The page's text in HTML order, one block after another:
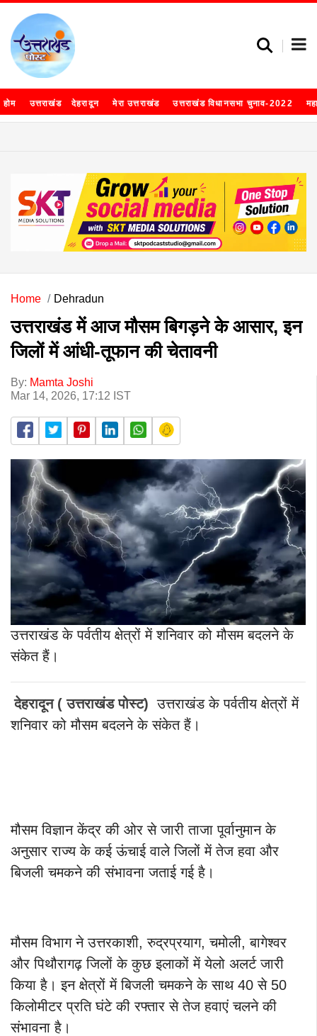
होम उत्तराखंड देहरादून मेरा उत्तराखंड उत्तराखंड विधानसभा चुनाव-2022
Home Dehradun
उत्तराखंड में आज मौसम बिगड़ने के आसार, इन
जिलों में आंधी-तूफान की चेतावनी
By: Mamta Joshi
Mar 14, 2026, 17:12 IST
उत्तराखंड के पर्वतीय क्षेत्रों में शनिवार को मौसम बदलने के
संकेत हैं।
देहरादून ( उत्तराखंड पोस्ट) उत्तराखंड के पर्वतीय क्षेत्रों में
शनिवार को मौसम बदलने के संकेत हैं।
मौसम विज्ञान केंद्र की ओर से जारी ताजा पूर्वानुमान के
अनुसार राज्य के कई ऊंचाई वाले जिलों में तेज हवा और
बिजली चमकने की संभावना जताई गई है।
मौसम विभाग ने उत्तरकाशी, रुद्रप्रयाग, चमोली, बागेश्वर
और पिथौरागढ़ जिलों के कुछ इलाकों में येलो अलर्ट जारी
किया है। इन क्षेत्रों में बिजली चमकने के साथ 40 से 50
किलोमीटर प्रति घंटे की रफ्तार से तेज हवाएं चलने की
संभावना है।